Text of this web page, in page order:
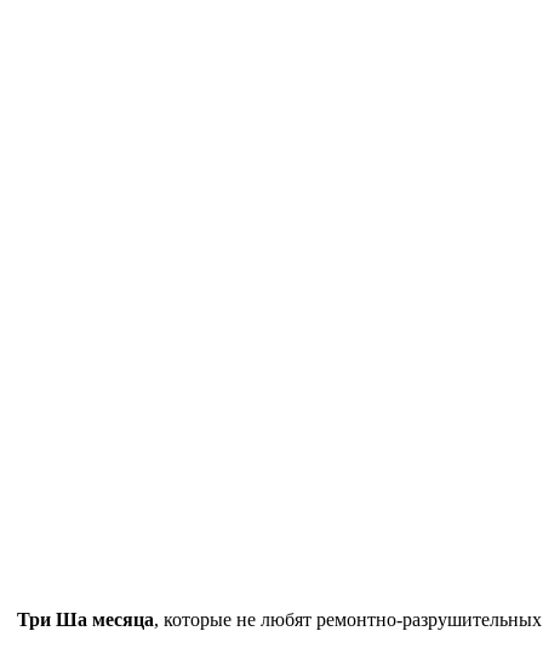
Три Ша месяца, которые не любят ремонтно-разрушительных